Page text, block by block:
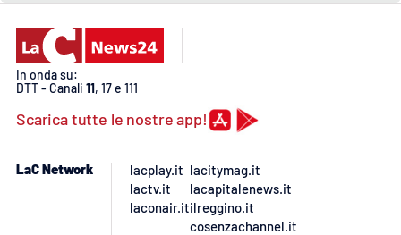
In onda su:
DTT - Canali 11, 17 e 111
Scarica tutte le nostre app!
LaC Network
lacplay.it
lactv.it
laconair.it
lacitymag.it
lacapitalenews.it
ilreggino.it
cosenzachannel.it